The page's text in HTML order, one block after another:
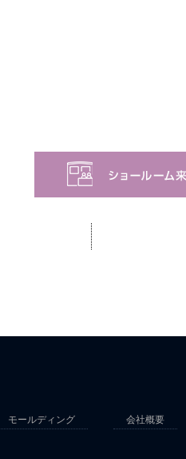
モールディング 会社概要